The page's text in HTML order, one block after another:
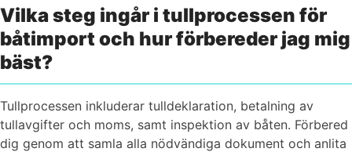
Vilka steg ingår i tullprocessen för
båtimport och hur förbereder jag mig
bäst?
Tullprocessen inkluderar tulldeklaration, betalning av
tullavgifter och moms, samt inspektion av båten. Förbered
dig genom att samla alla nödvändiga dokument och anlita